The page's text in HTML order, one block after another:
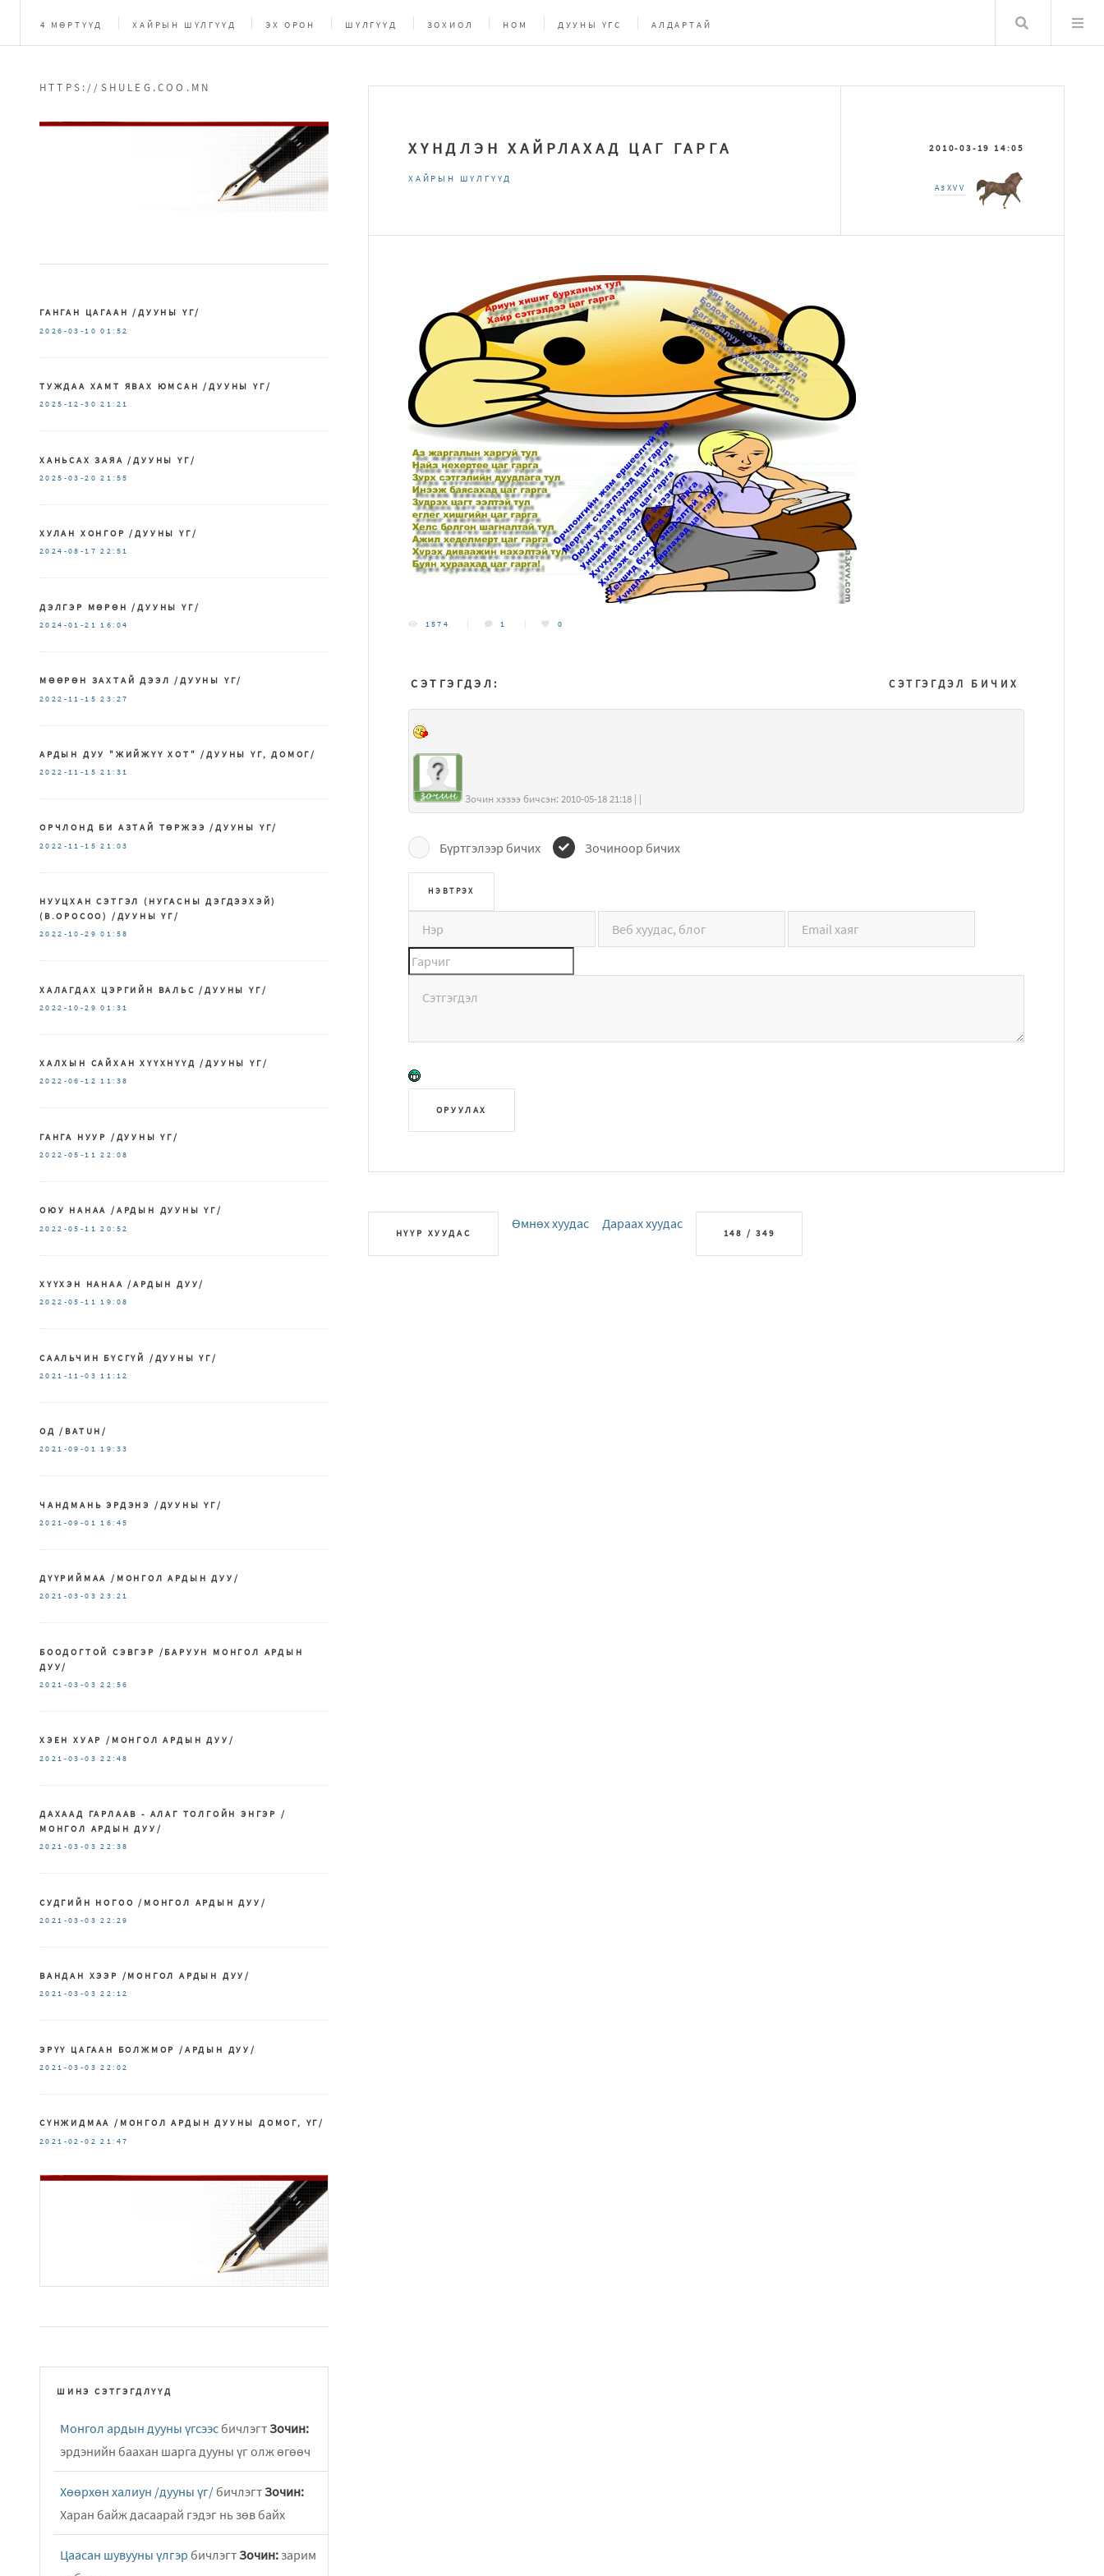
4 МӨРТҮҮД ХАЙРЫН ШҮЛГҮҮД ЭХ ОРОН ШҮЛГҮҮД ЗОХИОЛ НОМ ДУУНЫ ҮГС АЛДАРТАЙ Хайлт
ХҮНДЛЭН ХАЙРЛАХАД ЦАГ ГАРГА
ХАЙРЫН ШҮЛГҮҮД
2010-03-19 14:05
A3XVV
1574 1 0
СЭТГЭГДЭЛ БИЧИХ
СЭТГЭГДЭЛ:
Зочин хэзээ бичсэн: 2010-05-18 21:18 | |
Бүртгэлээр бичих Зочиноор бичих
ОРУУЛАХ
НҮҮР ХУУДАС
Өмнөх хуудас Дараах хуудас
148 / 349
HTTPS://SHULEG.COO.MN
ГАНГАН ЦАГААН /ДУУНЫ ҮГ/
2026-03-10 01:52
ТУЖДАА ХАМТ ЯВАХ ЮМСАН /ДУУНЫ ҮГ/
2025-12-30 21:21
ХАНЬСАХ ЗАЯА /ДУУНЫ ҮГ/
2025-03-20 21:55
ХУЛАН ХОНГОР /ДУУНЫ ҮГ/
2024-08-17 22:51
ДЭЛГЭР МӨРӨН /ДУУНЫ ҮГ/
2024-01-21 16:04
МӨӨРӨН ЗАХТАЙ ДЭЭЛ /ДУУНЫ ҮГ/
2022-11-15 23:27
АРДЫН ДУУ "ЖИЙЖҮҮ ХОТ" /ДУУНЫ ҮГ, ДОМОГ/
2022-11-15 21:31
ОРЧЛОНД БИ АЗТАЙ ТӨРЖЭЭ /ДУУНЫ ҮГ/
2022-11-15 21:03
НУУЦХАН СЭТГЭЛ (НУГАСНЫ ДЭГДЭЭХЭЙ)
(В.ОРОСОО) /ДУУНЫ ҮГ/
2022-10-29 01:58
ХАЛАГДАХ ЦЭРГИЙН ВАЛЬС /ДУУНЫ ҮГ/
2022-10-29 01:31
ХАЛХЫН САЙХАН ХҮҮХНҮҮД /ДУУНЫ ҮГ/
2022-06-12 11:38
ГАНГА НУУР /ДУУНЫ ҮГ/
2022-05-11 22:08
ОЮУ НАНАА /АРДЫН ДУУНЫ ҮГ/
2022-05-11 20:52
ХҮҮХЭН НАНАА /АРДЫН ДУУ/
2022-05-11 19:08
СААЛЬЧИН БҮСГҮЙ /ДУУНЫ ҮГ/
2021-11-03 11:12
ОД /BATUH/
2021-09-01 19:33
ЧАНДМАНЬ ЭРДЭНЭ /ДУУНЫ ҮГ/
2021-09-01 16:45
ДҮҮРИЙМАА /МОНГОЛ АРДЫН ДУУ/
2021-03-03 23:21
БООДОГТОЙ СЭВГЭР /БАРУУН МОНГОЛ АРДЫН
ДУУ/
2021-03-03 22:56
ХЭЕН ХУАР /МОНГОЛ АРДЫН ДУУ/
2021-03-03 22:48
ДАХААД ГАРЛААВ - АЛАГ ТОЛГОЙН ЭНГЭР /
МОНГОЛ АРДЫН ДУУ/
2021-03-03 22:38
СУДГИЙН НОГОО /МОНГОЛ АРДЫН ДУУ/
2021-03-03 22:29
ВАНДАН ХЭЭР /МОНГОЛ АРДЫН ДУУ/
2021-03-03 22:12
ЭРҮҮ ЦАГААН БОЛЖМОР /АРДЫН ДУУ/
2021-03-03 22:02
СҮНЖИДМАА /МОНГОЛ АРДЫН ДУУНЫ ДОМОГ, ҮГ/
2021-02-02 21:47
ШИНЭ СЭТГЭГДЛҮҮД
Монгол ардын дууны үгсээс бичлэгтЗочин:
эрдэнийн баахан шарга дууны үг олж өгөөч
Хөөрхөн халиун /дууны үг/ бичлэгтЗочин:
Харан байж дасаарай гэдэг нь зөв байх
Цаасан шувууны үлгэр бичлэгтЗочин: зарим